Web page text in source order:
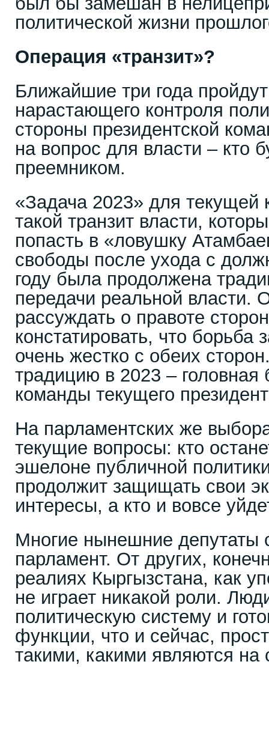
политической жизни
Операция «транзит»?
Ближайшие три года
нарастающего контроля
стороны президентской
на вопрос для власти – кто
преемником.
«Задача 2023» для текущей
такой транзит власти,
попасть в «ловушку
свободы после ухода с
году была продолжена
передачи реальной власти.
рассуждать о правоте
констатировать, что борьба
очень жестко с обеих
традицию в 2023 – головная
команды текущего
На парламентских же
текущие вопросы: кто
эшелоне публичной
продолжит защищать свои
интересы, а кто и вовсе
Многие нынешние депутаты
парламент. От других,
реалиях Кыргызстана, как
не играет никакой роли.
политическую систему и
функции, что и сейчас,
такими, какими являются на